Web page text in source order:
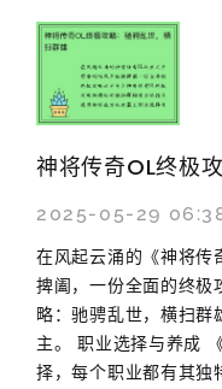
神将传奇OL终极
2025-05-29
在风起云涌的《神将传
捭阖，一份全面的终极
略：驰骋乱世，横扫群
主。 职业选择与养成
择，每个职业都有其独